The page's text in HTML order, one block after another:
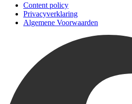
Content policy
Privacyverklaring
Algemene Voorwaarden